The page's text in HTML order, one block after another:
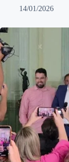
14/01/2026